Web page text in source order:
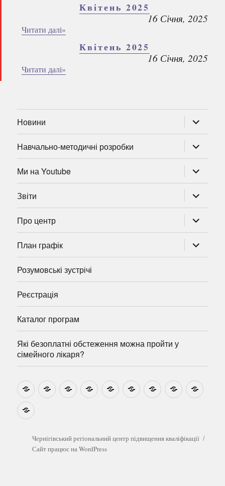
Квітень 2025
16 Січня, 2025
Читати далі»
Квітень 2025
16 Січня, 2025
Читати далі»
Новини
підменю
Навчально-методичні розробки
підменю
Ми на Youtube
підменю
Звіти
підменю
Про центр
підменю
План графік
підменю
Розумовські зустрічі
Реєстрація
Каталог програм
Які безоплатні обстеження можна пройти у
сімейного лікаря?
НовиниНавчально-
методичні
Ми
на
Звіти Про
центр
План
графік
Розумовські
зустрічі
Реєстрація
Які
безоплатні
можна
пройти
у
Чернігівський регіональний центр підвищення кваліфікації
Сайт працює на WordPress